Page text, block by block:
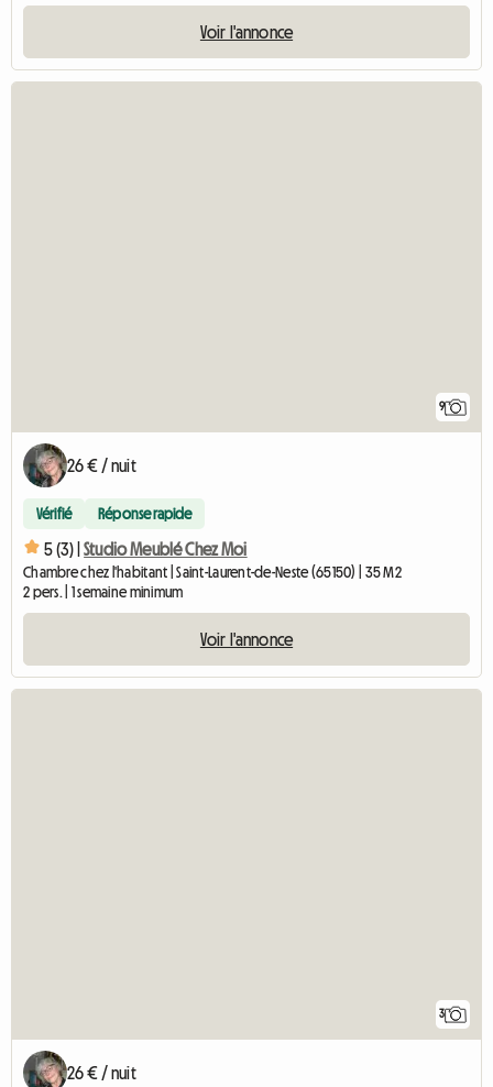
Voir l'annonce
9
26 € / nuit
Vérifié Réponse rapide
5 (3) | Studio Meublé Chez Moi
Chambre chez l'habitant | Saint-Laurent-de-Neste (65150) | 35 M2
2 pers. | 1 semaine minimum
Voir l'annonce
3
26 € / nuit